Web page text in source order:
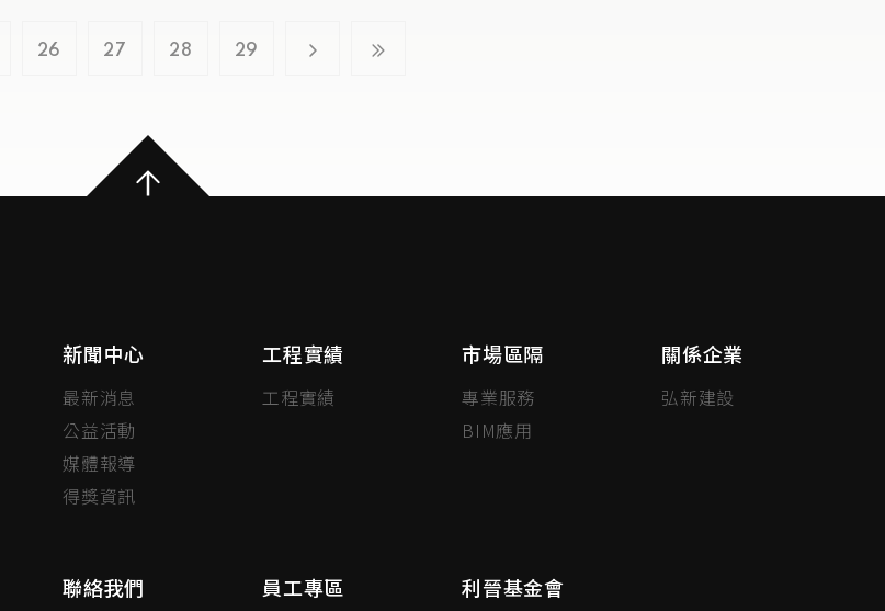
26 27 28 29
新聞中心
最新消息
公益活動
媒體報導
得獎資訊
工程實績
工程實績
市場區隔
專業服務
BIM應用
關係企業
弘新建設
聯絡我們 員工專區 利晉基金會